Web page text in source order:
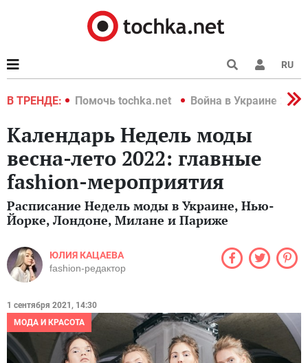
RU
В ТРЕНДЕ:
2022 Помочь tochka.net Война в Украине 2022
Календарь Недель моды
весна-лето 2022: главные
fashion-мероприятия
Расписание Недель моды в Украине, Нью-
Йорке, Лондоне, Милане и Париже
ЮЛИЯ КАЦАЕВА
fashion-редактор
1 сентября 2021, 14:30
МОДА И КРАСОТА